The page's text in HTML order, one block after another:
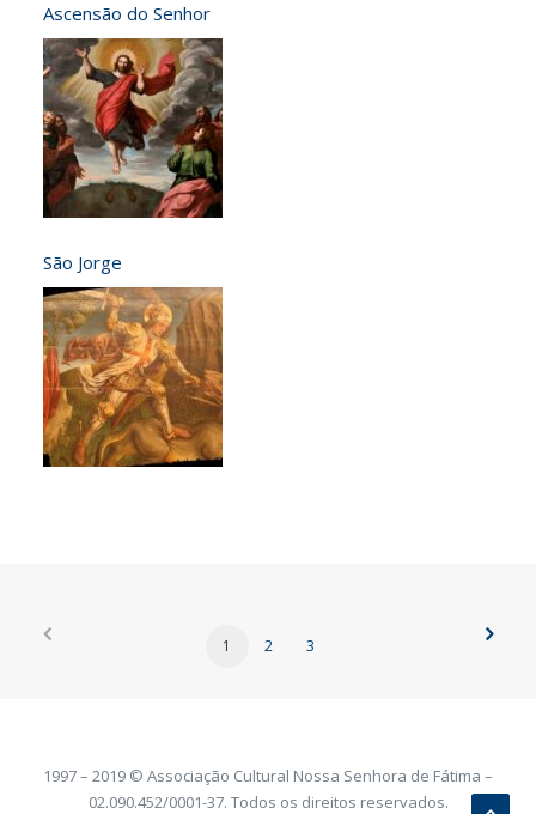
Ascensão do Senhor
São Jorge
1 2 3
1997 – 2019 © Associação Cultural Nossa Senhora de Fátima –
02.090.452/0001-37. Todos os direitos reservados.